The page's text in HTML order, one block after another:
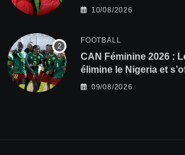
Mondial pour les
10/08/2026
FOOTBALL
CAN Féminine 2026 :
élimine le Nigeria et
finales et le Mondial
09/08/2026